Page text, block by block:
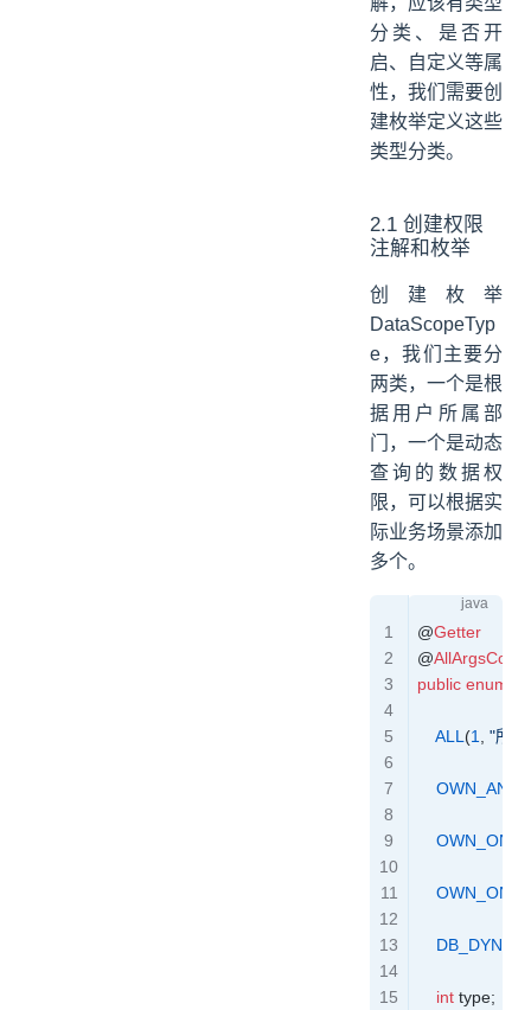
分类、是否开
启、自定义等属
性，我们需要创
建枚举定义这些
类型分类。
2.1 创建权限
注解和枚举
创建枚举
DataScopeTyp
e，我们主要分
两类，一个是根
据用户所属部
门，一个是动态
查询的数据权
限，可以根据实
际业务场景添加
多个。
@Getter
@
public enum
    ALL
(1 "所
    OWN_ONLY
    int
type;